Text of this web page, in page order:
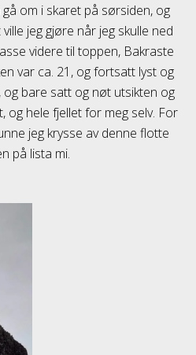
om i skaret på sørsiden, og
jeg gjøre når jeg skulle ned
videre til toppen, Bakraste
var ca. 21, og fortsatt lyst og
og bare satt og nøt utsikten og
og hele fjellet for meg selv. For
jeg krysse av denne flotte
på lista mi.